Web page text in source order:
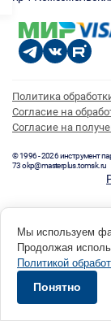
Политика
Согласие на
Согласие на
© 1996 - 2026 инструмент
73
Мы используем
Продолжая
Политикой
Понятно